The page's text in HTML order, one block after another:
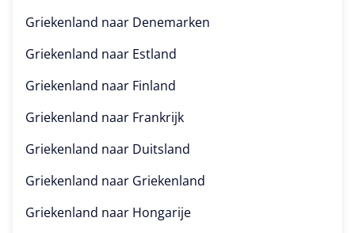
Griekenland naar Denemarken
Griekenland naar Estland
Griekenland naar Finland
Griekenland naar Frankrijk
Griekenland naar Duitsland
Griekenland naar Griekenland
Griekenland naar Hongarije